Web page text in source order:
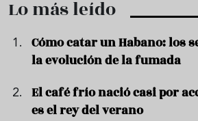
Lo más leído
Cómo catar un Habano: los
la evolución de la fumada
El café frío nació casi por
es el rey del verano